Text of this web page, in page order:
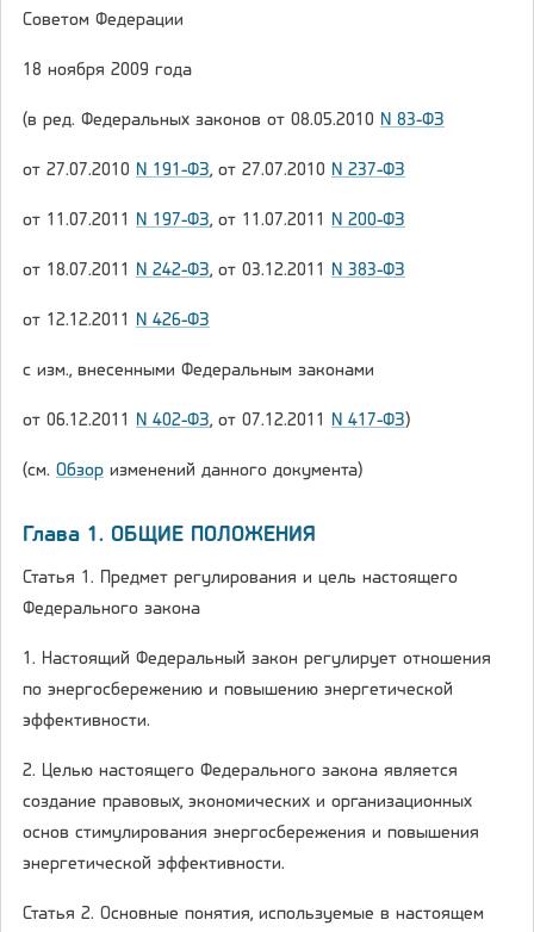
Советом Федерации
18 ноября 2009 года
(в ред. Федеральных законов от 08.05.2010 N 83-ФЗ
от 27.07.2010 N 191-ФЗ, от 27.07.2010 N 237-ФЗ
от 11.07.2011 N 197-ФЗ, от 11.07.2011 N 200-ФЗ
от 18.07.2011 N 242-ФЗ, от 03.12.2011 N 383-ФЗ
от 12.12.2011 N 426-ФЗ
с изм., внесенными Федеральным законами
от 06.12.2011 N 402-ФЗ, от 07.12.2011 N 417-ФЗ)
(см. Обзор изменений данного документа)
Глава 1. ОБЩИЕ ПОЛОЖЕНИЯ
Статья 1. Предмет регулирования и цель настоящего
Федерального закона
1. Настоящий Федеральный закон регулирует отношения
по энергосбережению и повышению энергетической
эффективности.
2. Целью настоящего Федерального закона является
создание правовых, экономических и организационных
основ стимулирования энергосбережения и повышения
энергетической эффективности.
Статья 2. Основные понятия, используемые в настоящем